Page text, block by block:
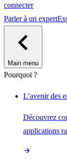
connecter
Parler à un expert
Main menu
Pourquoi ?
L’avenir des
Découvrez
applications